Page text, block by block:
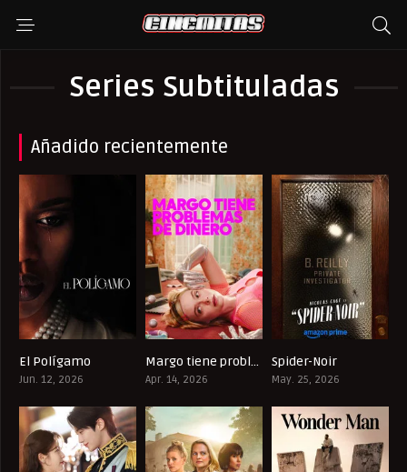
Series Subtituladas
Añadido recientemente
El Polígamo
Jun. 12, 2026
7.9Margo tiene problemas de dinero
Apr. 14, 2026
Spider-Noir
May. 25, 2026